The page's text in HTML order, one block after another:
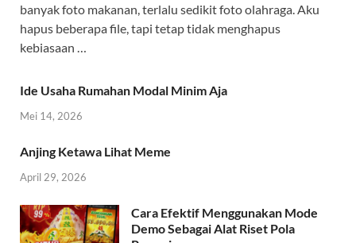
banyak foto makanan, terlalu sedikit foto olahraga. Aku
hapus beberapa file, tapi tetap tidak menghapus
kebiasaan …
Ide Usaha Rumahan Modal Minim Aja
Mei 14, 2026
Anjing Ketawa Lihat Meme
April 29, 2026
Cara Efektif Menggunakan Mode
Demo Sebagai Alat Riset Pola